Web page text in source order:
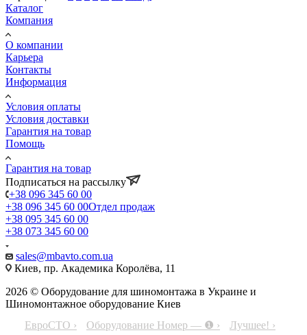
Каталог
Компания
О компании
Карьера
Контакты
Информация
Условия оплаты
Условия доставки
Гарантия на товар
Помощь
Гарантия на товар
Подписаться на рассылку
+38 096 345 60 00
+38 096 345 60 00Отдел продаж
+38 095 345 60 00
+38 073 345 60 00
sales@mbavto.com.ua
Киев, пр. Академика Королёва, 11
2026 © Оборудование для шиномонтажа в Украине и
Шиномонтажное оборудование Киев
ЕвроСТО ›
Оборудование Номер — ❶ › Лучшее! ›